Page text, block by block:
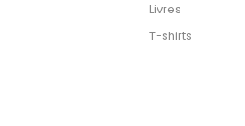
Livres
T-shirts